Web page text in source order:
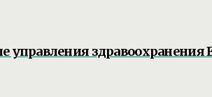
управления здравоохранения